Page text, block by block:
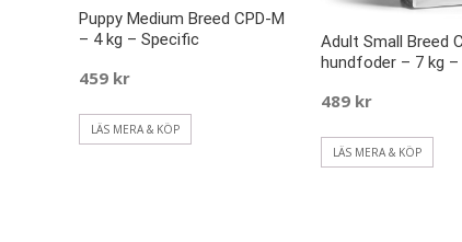
Puppy Medium Breed CPD-M
– 4 kg – Specific
459 kr
LÄS MERA & KÖP
Adult Small Breed
hundfoder – 7 kg
489 kr
LÄS MERA & KÖP